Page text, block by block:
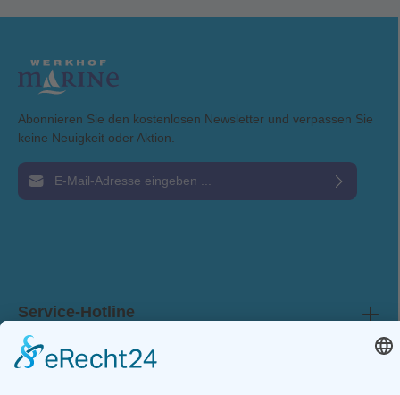
Abonnieren Sie den kostenlosen Newsletter und verpassen Sie
keine Neuigkeit oder Aktion.
E-Mail-Adresse*
Service-Hotline
Shop Service